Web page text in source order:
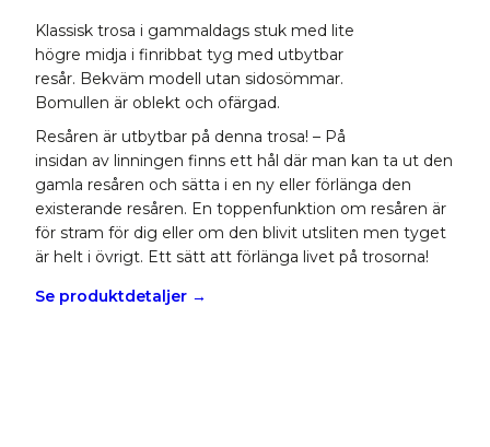
Klassisk trosa i gammaldags stuk med lite
högre midja i finribbat tyg med utbytbar
resår. Bekväm modell utan sidosömmar.
Bomullen är oblekt och ofärgad.
Resåren är utbytbar på denna trosa! – På
insidan av linningen finns ett hål där man kan ta ut den
gamla resåren och sätta i en ny eller förlänga den
existerande resåren. En toppenfunktion om resåren är
för stram för dig eller om den blivit utsliten men tyget
är helt i övrigt. Ett sätt att förlänga livet på trosorna!
Se produktdetaljer →